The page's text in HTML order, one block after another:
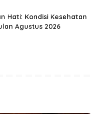
Hati: Kondisi Kesehatan
Agustus 2026